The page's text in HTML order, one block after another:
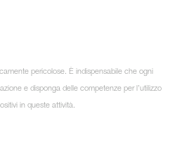
pericolose. È indispensabile che ogni
e disponga delle competenze per l’utilizzo
in queste attività.